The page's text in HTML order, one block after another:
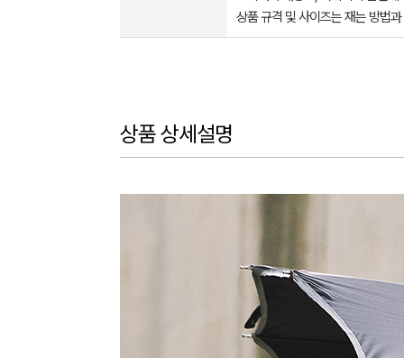
상품 규격 및 사이즈는 재는 방법
상품 상세설명